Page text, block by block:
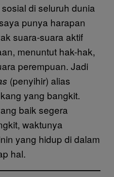
di seluruh dunia
punya harapan
suara-suara aktif
menuntut hak-hak,
perempuan. Jadi
(penyihir) alias
yang bangkit.
baik segera
waktunya
yang hidup di dalam
hal.